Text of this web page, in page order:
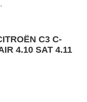
C3 C-
4.10 SAT 4.11